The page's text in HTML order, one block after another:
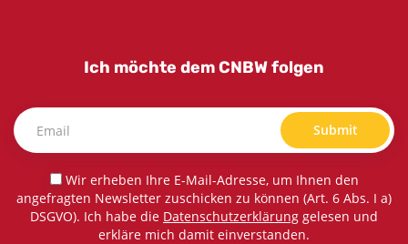
Ich möchte dem CNBW folgen
Submit
Wir erheben Ihre E-Mail-Adresse, um Ihnen den
angefragten Newsletter zuschicken zu können (Art. 6 Abs. I a)
DSGVO). Ich habe die Datenschutzerklärung gelesen und
erkläre mich damit einverstanden.